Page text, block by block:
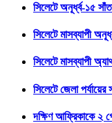
সিলেটে অনূর্ধ্ব-১৫
সিলেটে মাসব্যাপী
সিলেটে মাসব্যাপী
সিলেটে জেলা
দক্ষিণ আফ্রিকাকে ২